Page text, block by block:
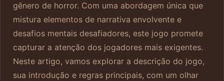
gênero de horror. Com uma abordagem única que
mistura elementos de narrativa envolvente e
desafios mentais desafiadores, este jogo promete
capturar a atenção dos jogadores mais exigentes.
Neste artigo, vamos explorar a descrição do jogo,
sua introdução e regras principais, com um olhar